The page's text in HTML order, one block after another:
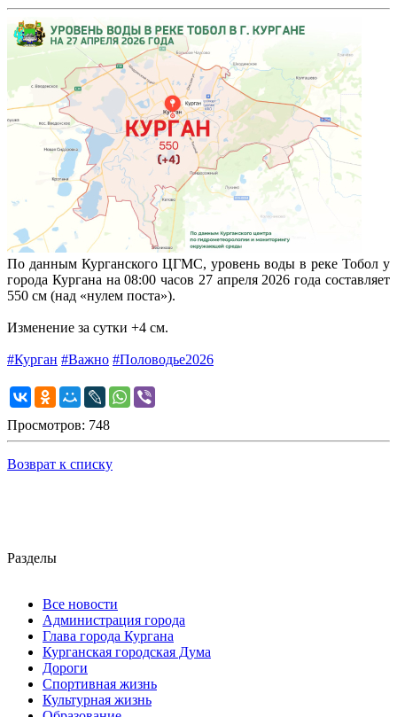
По данным Курганского ЦГМС, уровень воды в реке Тобол у
города Кургана на 08:00 часов 27 апреля 2026 года составляет
550 см (над «нулем поста»).
Изменение за сутки +4 см.
#Курган #Важно #Половодье2026
Просмотров: 748
Возврат к списку
Разделы
Все новости
Администрация города
Глава города Кургана
Курганская городская Дума
Дороги
Спортивная жизнь
Культурная жизнь